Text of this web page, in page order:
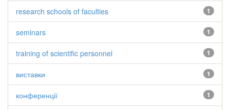
1
research schools of faculties
1
seminars
1
training of scientific personnel
1
виставки
1
конференції